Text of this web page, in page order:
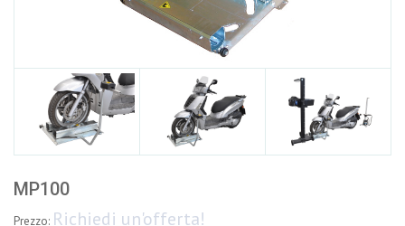
MP100
Prezzo: Richiedi un'offerta!